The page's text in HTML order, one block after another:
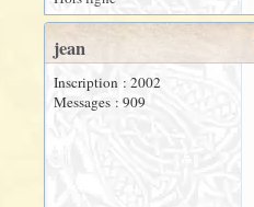
jean
Inscription : 2002
Messages : 909